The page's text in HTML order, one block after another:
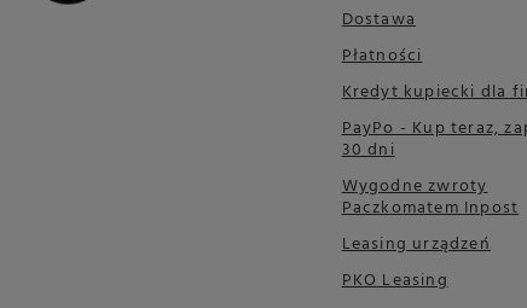
Dostawa
Płatności
Kredyt kupiecki dla
PayPo - Kup teraz,
30 dni
Wygodne zwroty
Paczkomatem Inpost
Leasing urządzeń
PKO Leasing